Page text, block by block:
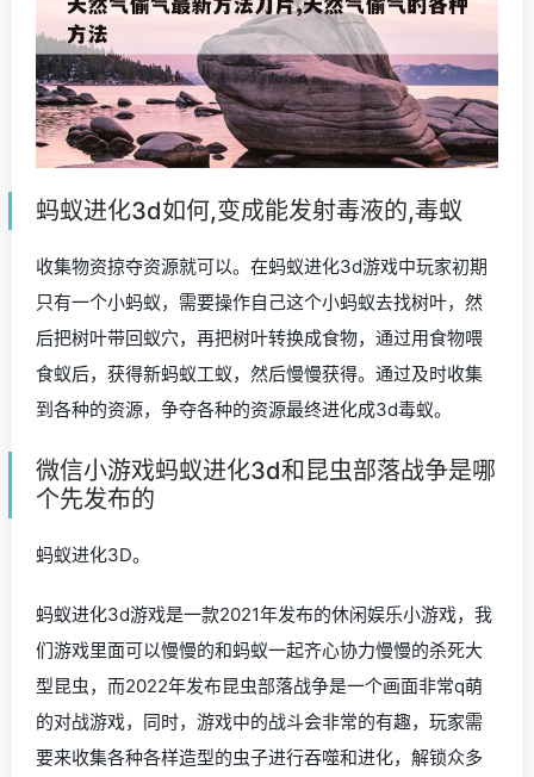
蚂蚁进化3d如何,变成能发射毒液的,毒蚁
收集物资掠夺资源就可以。在蚂蚁进化3d游戏中玩家初期
只有一个小蚂蚁，需要操作自己这个小蚂蚁去找树叶，然
后把树叶带回蚁穴，再把树叶转换成食物，通过用食物喂
食蚁后，获得新蚂蚁工蚁，然后慢慢获得。通过及时收集
到各种的资源，争夺各种的资源最终进化成3d毒蚁。
微信小游戏蚂蚁进化3d和昆虫部落战争是哪
个先发布的
蚂蚁进化3D。
蚂蚁进化3d游戏是一款2021年发布的休闲娱乐小游戏，我
们游戏里面可以慢慢的和蚂蚁一起齐心协力慢慢的杀死大
型昆虫，而2022年发布昆虫部落战争是一个画面非常q萌
的对战游戏，同时，游戏中的战斗会非常的有趣，玩家需
要来收集各种各样造型的虫子进行吞噬和进化，解锁众多